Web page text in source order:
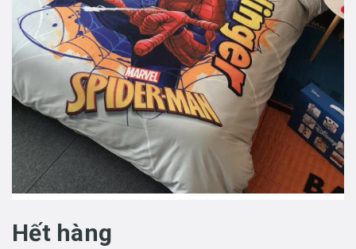
Hết hàng